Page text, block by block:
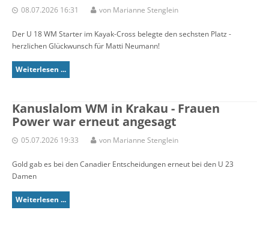
08.07.2026 16:31 von Marianne Stenglein
Der U 18 WM Starter im Kayak-Cross belegte den sechsten Platz -
herzlichen Glückwunsch für Matti Neumann!
Weiterlesen ...
Kanuslalom WM in Krakau - Frauen
Power war erneut angesagt
05.07.2026 19:33 von Marianne Stenglein
Gold gab es bei den Canadier Entscheidungen erneut bei den U 23
Damen
Weiterlesen ...